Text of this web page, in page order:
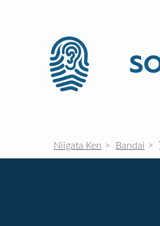
Niigata Ken Bandai